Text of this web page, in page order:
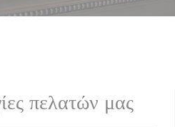
πελατών μας